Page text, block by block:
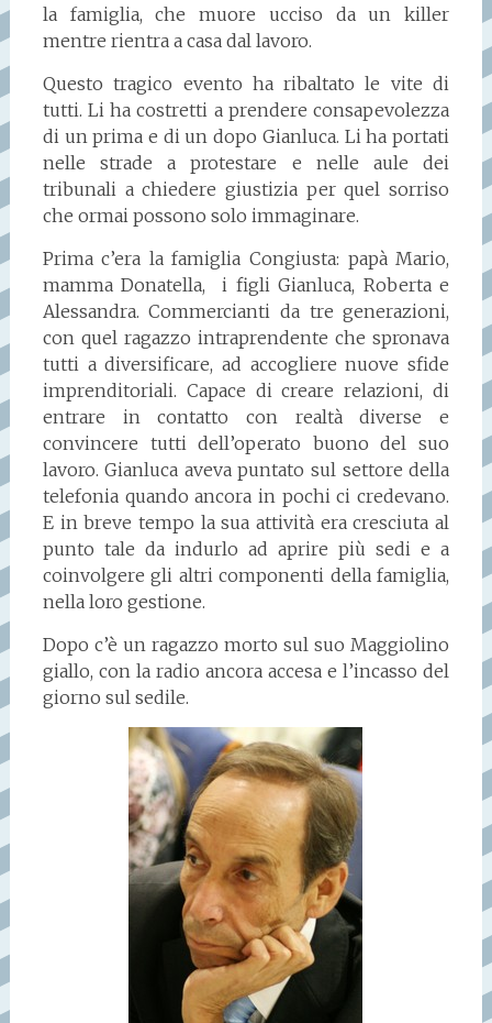
la famiglia, che muore ucciso da un killer
mentre rientra a casa dal lavoro.
Questo tragico evento ha ribaltato le vite di
tutti. Li ha costretti a prendere consapevolezza
di un prima e di un dopo Gianluca. Li ha portati
nelle strade a protestare e nelle aule dei
tribunali a chiedere giustizia per quel sorriso
che ormai possono solo immaginare.
Prima c’era la famiglia Congiusta: papà Mario,
mamma Donatella, i figli Gianluca, Roberta e
Alessandra. Commercianti da tre generazioni,
con quel ragazzo intraprendente che spronava
tutti a diversificare, ad accogliere nuove sfide
imprenditoriali. Capace di creare relazioni, di
entrare in contatto con realtà diverse e
convincere tutti dell’operato buono del suo
lavoro. Gianluca aveva puntato sul settore della
telefonia quando ancora in pochi ci credevano.
E in breve tempo la sua attività era cresciuta al
punto tale da indurlo ad aprire più sedi e a
coinvolgere gli altri componenti della famiglia,
nella loro gestione.
Dopo c’è un ragazzo morto sul suo Maggiolino
giallo, con la radio ancora accesa e l’incasso del
giorno sul sedile.